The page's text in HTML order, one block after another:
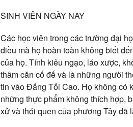
SINH VIÊN NGÀY NAY
Các học viên trong các trường đại
điều mà họ hoàn toàn không biết
của họ. Tính kiêu ngạo, láo xược,
thâm căn cố đế và là những người
tin vào Đấng Tối Cao. Họ không có
những thực phẩm không thích hợp,
xử và thói quen của phương Tây đã